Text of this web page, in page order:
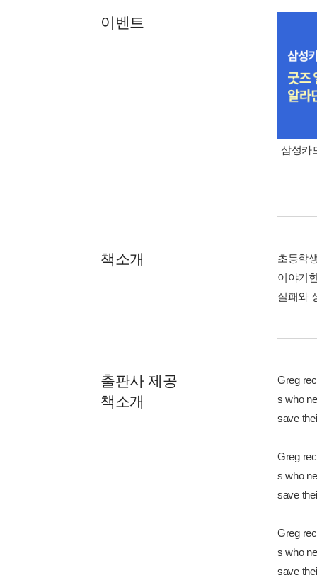
이벤트
삼성카
책소개
초등학
이야기
실패와
출판사 제공
책소개
Greg
s who
save
Greg
s who
save
Greg
s who
save